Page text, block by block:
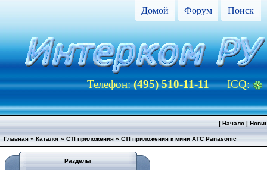
Домой Форум Поиск
Телефон:(495) 510-11-11ICQ:
| Начало|
Главная » Каталог » CTI приложения » CTI приложения к мини АТС Panasonic
Разделы